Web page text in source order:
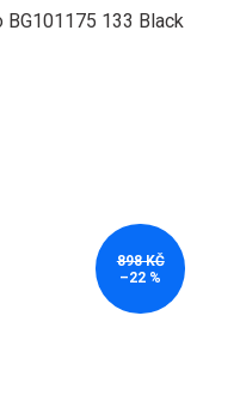
BG101175 133 Black
898 KČ
–22 %